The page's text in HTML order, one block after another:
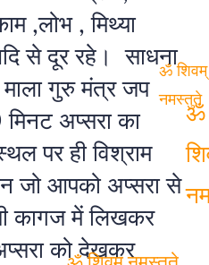
,लोभ , मिथ्या
से दूर रहे। साधना
गुरु मंत्र जप
अप्सरा का
पर ही विश्राम
आपको अप्सरा से
कागज में लिखकर
को देखकर
ॐ शिवम्
नमस्तुते
ॐ